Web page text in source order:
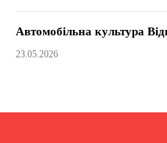
Автомобільна культура
23.05.2026